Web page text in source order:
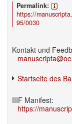
Permalink:
https://
95/0030
Kontakt und
Startseite des
IIIF Manifest:
https://